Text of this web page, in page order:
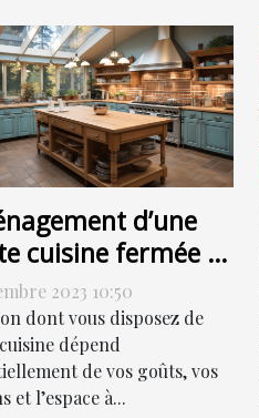
d’une
cuisine fermée :
s’y prendre ?
2023 10:50
dont vous disposez de
dépend
de vos goûts, vos
et l’espace à...